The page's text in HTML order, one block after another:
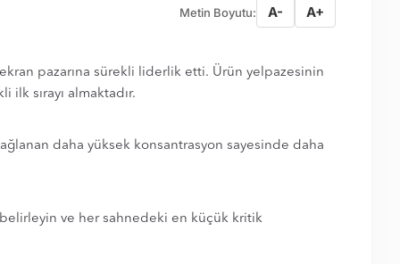
Metin Boyutu: A- A+
pazarına sürekli liderlik etti. Ürün yelpazesinin
sırayı almaktadır.
daha yüksek konsantrasyon sayesinde daha
belirleyin ve her sahnedeki en küçük kritik